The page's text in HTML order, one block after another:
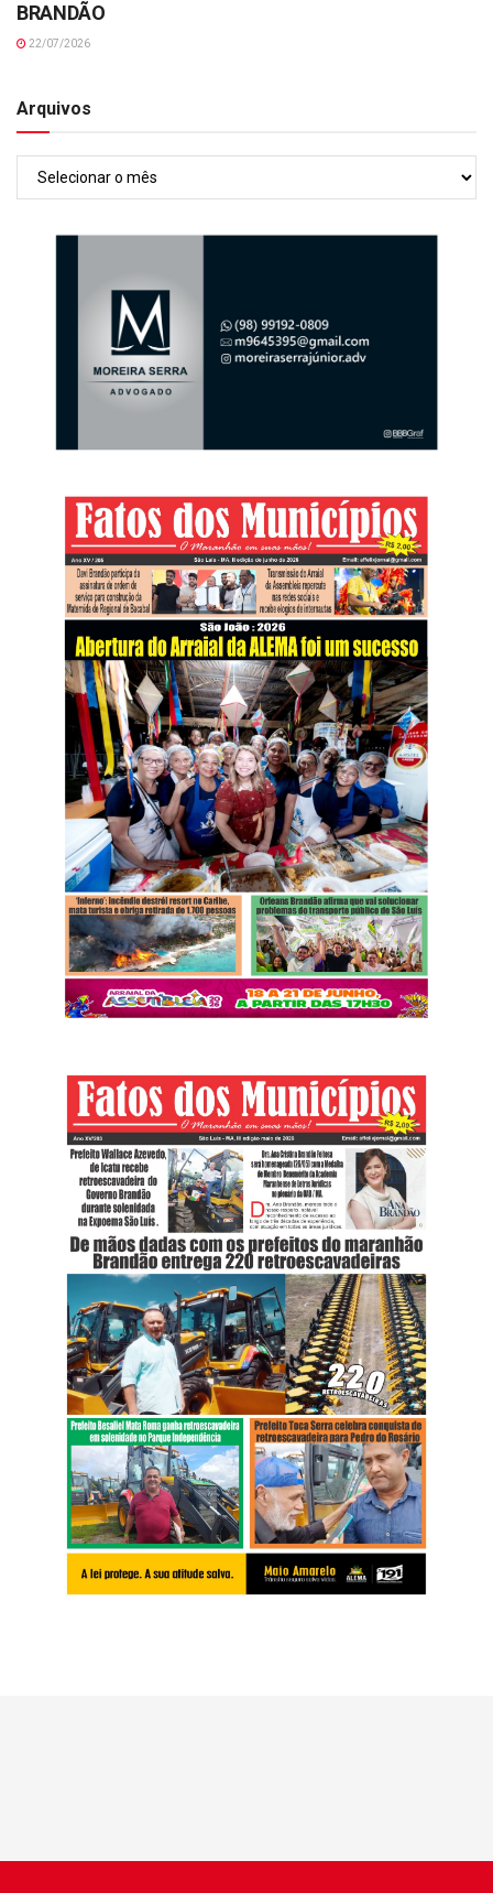
BRANDÃO
22/07/2026
Arquivos
Arquivos